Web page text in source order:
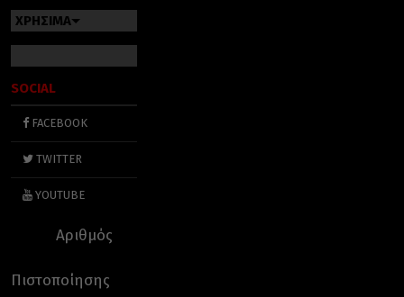
ΧΡΗΣΙΜΑ
SOCIAL
FACEBOOK
TWITTER
YOUTUBE
Αριθμός
Πιστοποίησης